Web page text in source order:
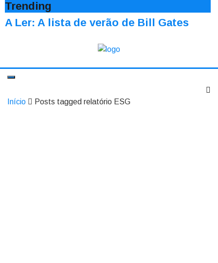
Trending
A Ler: A lista de verão de Bill Gates
Início Posts tagged relatório ESG